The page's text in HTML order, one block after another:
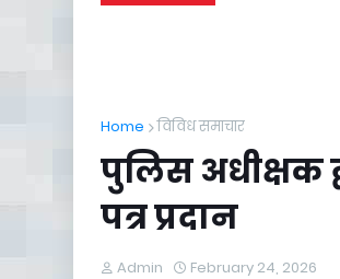
Home विविध समाचार
पुलिस अधीक्षक
पत्र प्रदान
Admin February 24, 2026